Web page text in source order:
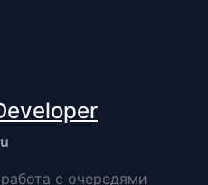
с очередями